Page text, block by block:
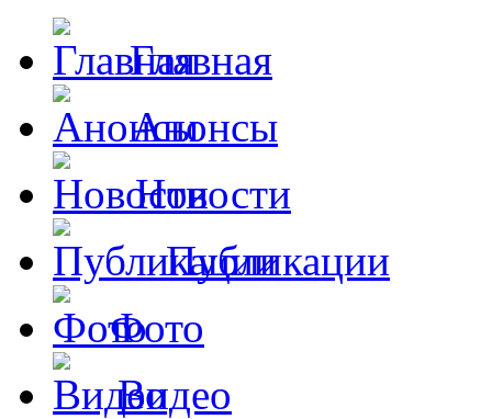
Главная
Анонсы
Новости
Публикации
Фото
Видео